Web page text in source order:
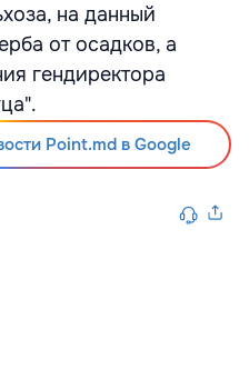
на данный
от осадков, а
гендиректора
Point.md в Google